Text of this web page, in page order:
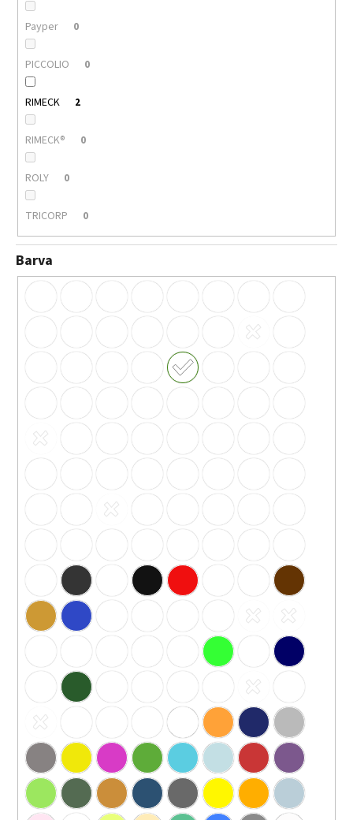
Payper 0
PICCOLIO 0
RIMECK 2
RIMECK® 0
ROLY 0
TRICORP 0
Barva